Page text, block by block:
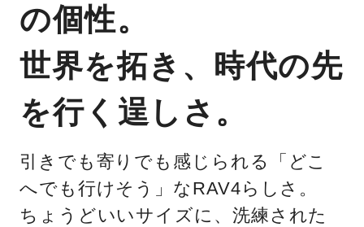
の個性。
世界を拓き、時代の先
を行く逞しさ。
引きでも寄りでも感じられる「どこ
へでも行けそう」なRAV4らしさ。
ちょうどいいサイズに、洗練された